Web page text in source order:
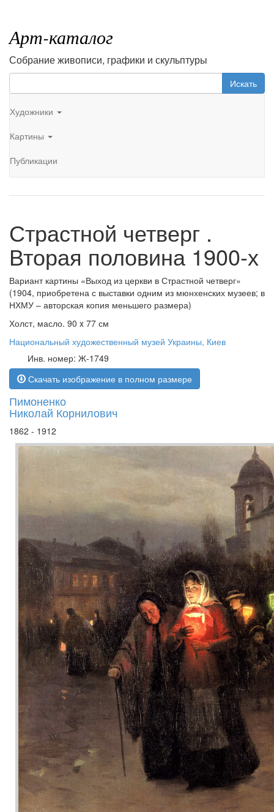
Арт-каталог
Собрание живописи, графики и скульптуры
Искать
Художники
Картины
Публикации
Страстной четверг .
Вторая половина 1900-х
Вариант картины «Выход из церкви в Страстной четверг»
(1904, приобретена с выставки одним из мюнхенских музеев; в
НХМУ – авторская копия меньшего размера)
Холст, масло. 90 x 77 см
Национальный художественный музей Украины, Киев
Инв. номер: Ж-1749
Скачать изображение в полном размере
Пимоненко
Николай Корнилович
1862 - 1912